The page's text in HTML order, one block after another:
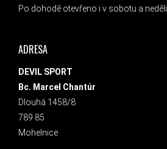
Po dohodě otevřeno i v sobotu a neděli.
ADRESA
DEVIL SPORT
Bc. Marcel Chantúr
Dlouhá 1458/8
789 85
Mohelnice